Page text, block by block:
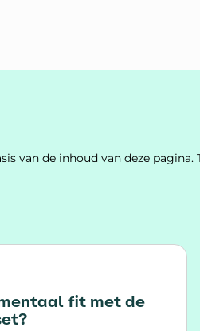
van de inhoud van deze
fit met de